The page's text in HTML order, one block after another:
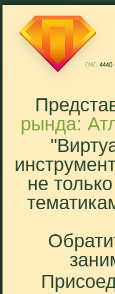
рында:
не